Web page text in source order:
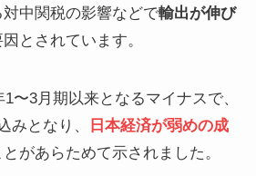
対中関税の影響などで輸出が伸び
とされています。
〜3月期以来となるマイナスで、
みとなり、
日本経済が弱めの成
とがあらためて示されました。